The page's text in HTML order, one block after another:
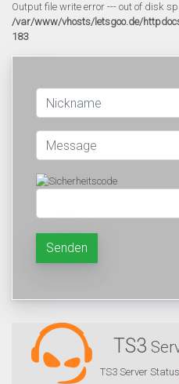
Output file write error --- out of disk
/var/www/vhosts/letsgoo.de/
183
Senden
TS3
TS3 Server